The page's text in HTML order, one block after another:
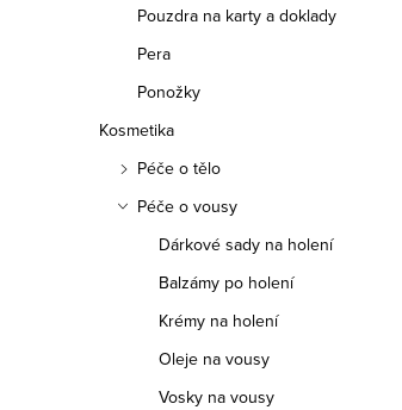
Pouzdra na karty a doklady
Pera
Ponožky
Kosmetika
Péče o tělo
Péče o vousy
Dárkové sady na holení
Balzámy po holení
Krémy na holení
Oleje na vousy
Vosky na vousy